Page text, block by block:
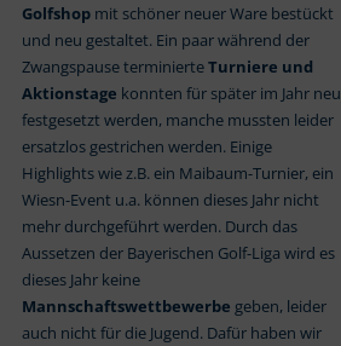
Golfshopmit schöner neuer Ware bestückt
und neu gestaltet. Ein paar während der
Zwangspause terminierteTurniere und
Aktionstage konnten für später im Jahr neu
festgesetzt werden, manche mussten leider
ersatzlos gestrichen werden. Einige
Highlights wie z.B. ein Maibaum-Turnier, ein
Wiesn-Event u.a. können dieses Jahr nicht
mehr durchgeführt werden. Durch das
Aussetzen der Bayerischen Golf-Liga wird es
dieses Jahr keine
Mannschaftswettbewerbe geben, leider
auch nicht für die Jugend. Dafür haben wir